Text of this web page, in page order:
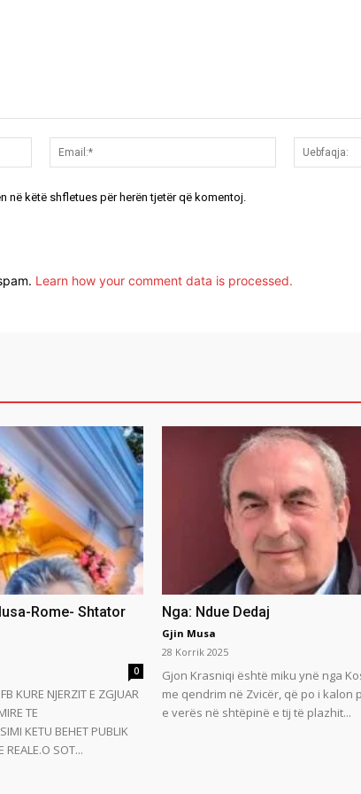
Emri:*
Email:*
në këtë shfletues për herën tjetër që komentoj.
Learn how your comment data is processed.
Rome- Shtator
0
KURE NJERZIT E ZGJUAR
TE
KETU BEHET PUBLIK
REALE.O SOT...
Nga: Ndue Dedaj
Gjin Musa
28 Korrik 2025
Gjon Krasniqi është miku ynë nga
me qendrim në Zvicër, që po i kalon
e verës në shtëpinë e tij të plazhit...